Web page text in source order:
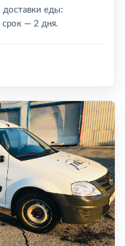
еды:
— 2 дня.